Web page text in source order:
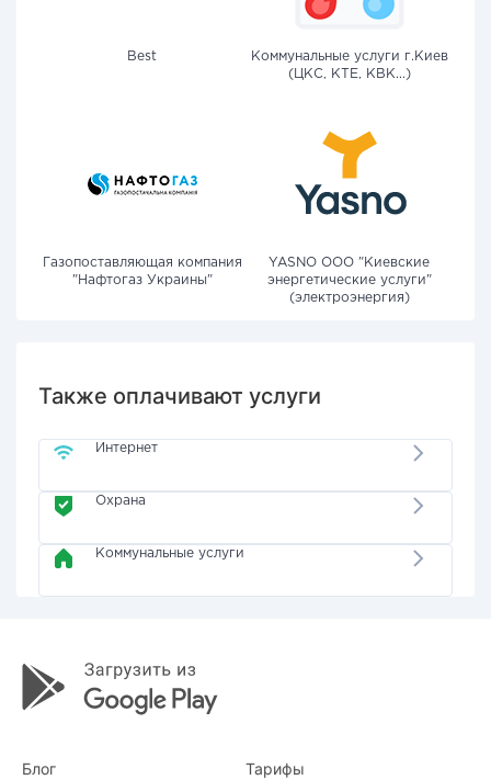
Best
Коммунальные услуги г.Киев
(ЦКС, КТЕ, КВК...)
Газопоставляющая компания
"Нафтогаз Украины"
YASNO OOO "Киевские
энергетические услуги"
(электроэнергия)
Также оплачивают услуги
Интернет
Охрана
Коммунальные услуги
Блог Тарифы